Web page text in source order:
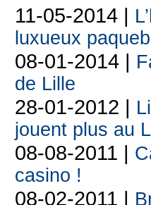
11-05-2014 |
luxueux
08-01-2014 |
de Lille
28-01-2012 |
jouent plus au
08-08-2011 |
casino !
08-02-2011 |